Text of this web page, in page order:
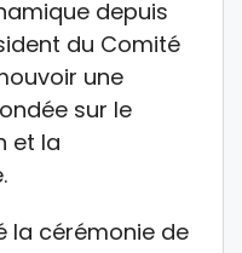
depuis
du Comité
une
sur le
et la
la cérémonie de